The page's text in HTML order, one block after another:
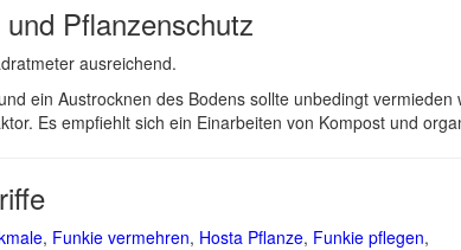
Pflanzenschutz
ausreichend.
ein Austrocknen des Bodens sollte unbedingt
Es empfiehlt sich ein Einarbeiten von Kompost und
, Funkie vermehren, Hosta Pflanze, Funkie pflegen,